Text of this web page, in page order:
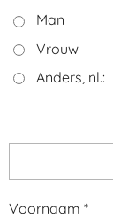
Man
Vrouw
Anders, nl.:
Voornaam *